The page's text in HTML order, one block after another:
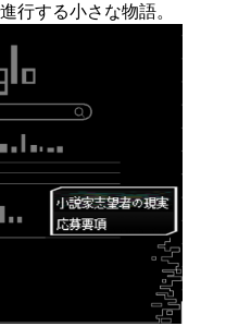
行する小さな物語。